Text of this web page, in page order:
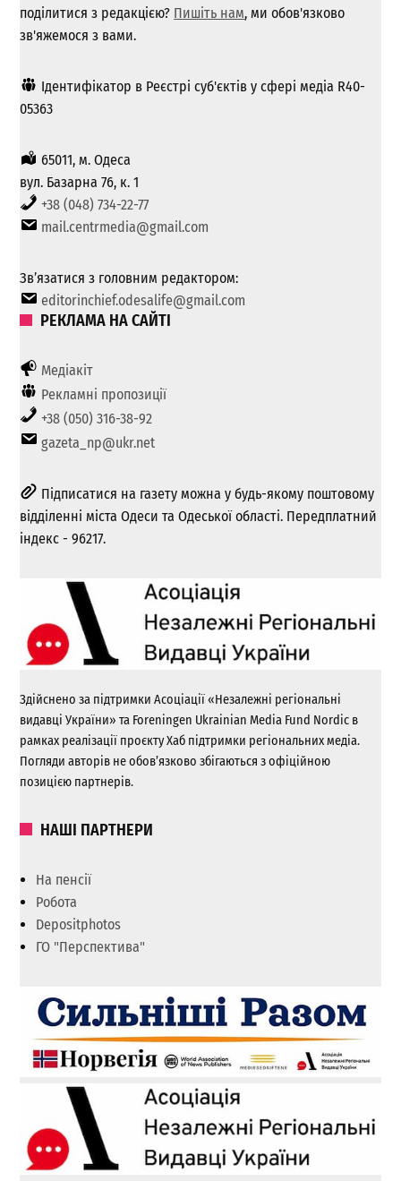
поділитися з редакцією? Пишіть нам, ми обов'язково
зв'яжемося з вами.
Ідентифікатор в Реєстрі суб'єктів у сфері медіа R40-
05363
65011, м. Одеса
вул. Базарна 76, к. 1
+38 (048) 734-22-77
mail.centrmedia@gmail.com
Зв’язатися з головним редактором:
editorinchief.odesalife@gmail.com
РЕКЛАМА НА САЙТІ
Медіакіт
Рекламні пропозиції
+38 (050) 316-38-92
gazeta_np@ukr.net
Підписатися на газету можна у будь-якому поштовому
відділенні міста Одеси та Одеської області. Передплатний
індекс - 96217.
Здійснено за підтримки Асоціації «Незалежні регіональні
видавці України» та Foreningen Ukrainian Media Fund Nordic в
рамках реалізації проєкту Хаб підтримки регіональних медіа.
Погляди авторів не обов’язково збігаються з офіційною
позицією партнерів.
НАШІ ПАРТНЕРИ
На пенсії
Робота
Depositphotos
ГО "Перспектива"